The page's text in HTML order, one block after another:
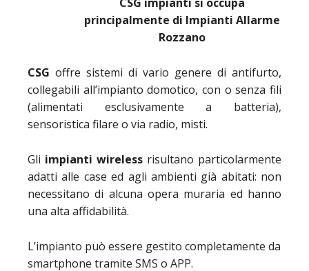
principalmente di Impianti Allarme
Rozzano
CSG offre sistemi di vario genere di antifurto,
collegabili all’impianto domotico, con o senza fili
(alimentati esclusivamente a batteria),
sensoristica filare o via radio, misti.
Gli impianti wireless risultano particolarmente
adatti alle case ed agli ambienti già abitati: non
necessitano di alcuna opera muraria ed hanno
una alta affidabilità.
L’impianto può essere gestito completamente da
smartphone tramite SMS o APP.